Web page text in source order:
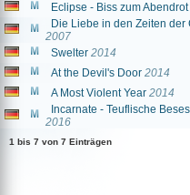
Eclipse - Biss zum Abendrot
Die Liebe in den Zeiten der
2007
Swelter 2014
At the Devil's Door 2014
A Most Violent Year 2014
Incarnate - Teuflische
2016
1 bis 7 von 7 Einträgen